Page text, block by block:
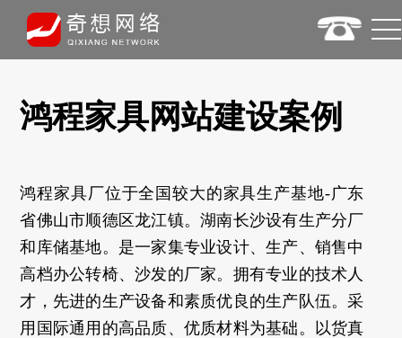
鸿程家具网站建设案例
鸿程家具厂位于全国较大的家具生产基地-广东
省佛山市顺德区龙江镇。湖南长沙设有生产分厂
和库储基地。是一家集专业设计、生产、销售中
高档办公转椅、沙发的厂家。拥有专业的技术人
才，先进的生产设备和素质优良的生产队伍。采
用国际通用的高品质、优质材料为基础。以货真